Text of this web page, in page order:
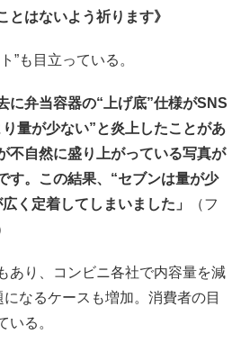
とはないよう祈ります》
”も目立っている。
に弁当容器の“上げ底”仕様がSNS
量が少ない”と炎上したことがあ
不自然に盛り上がっている写真が
す。この結果、“セブンは量が少
く定着してしまいました」
（フ
あり、コンビニ各社で内容量を減
になるケースも増加。消費者の目
いる。